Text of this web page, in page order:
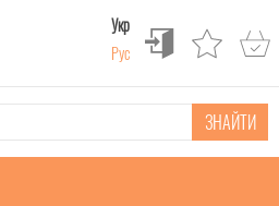
Укр
Рус
ЗНАЙТИ